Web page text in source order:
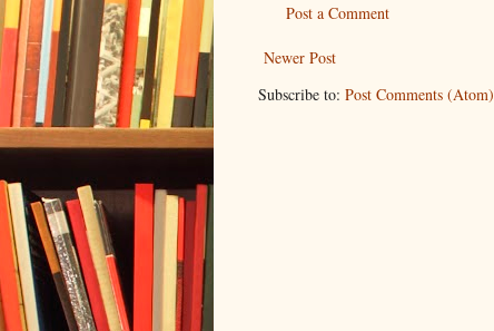
Post a Comment
Newer Post
Subscribe to: Post Comments (Atom)